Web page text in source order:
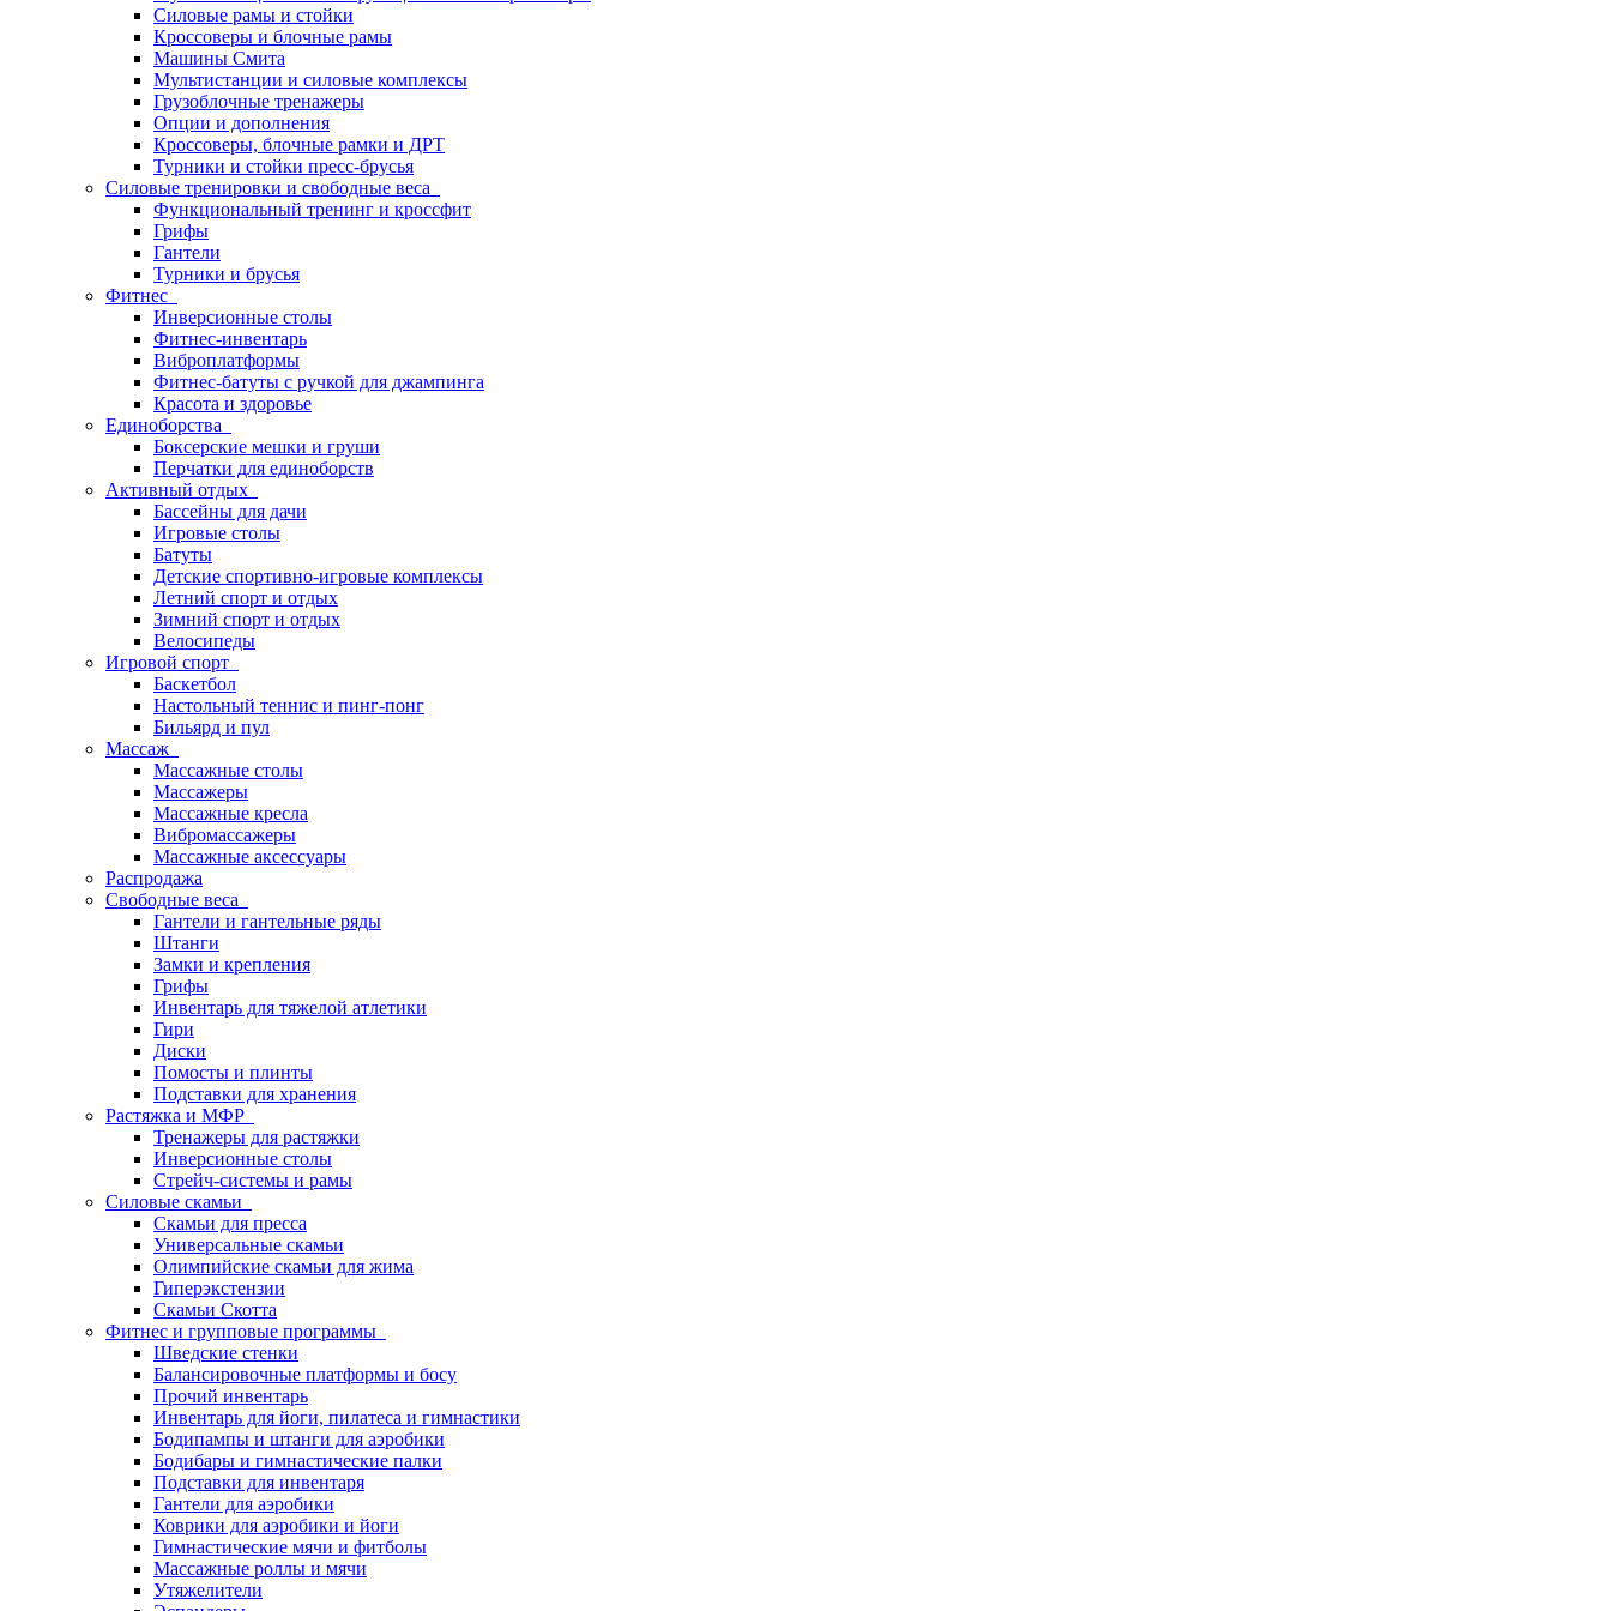
Силовые рамы и стойки
Кроссоверы и блочные рамы
Машины Смита
Мультистанции и силовые комплексы
Грузоблочные тренажеры
Опции и дополнения
Кроссоверы, блочные рамки и ДРТ
Турники и стойки пресс-брусья
Силовые тренировки и свободные веса
Функциональный тренинг и кроссфит
Грифы
Гантели
Турники и брусья
Фитнес
Инверсионные столы
Фитнес-инвентарь
Виброплатформы
Фитнес-батуты с ручкой для джампинга
Красота и здоровье
Единоборства
Боксерские мешки и груши
Перчатки для единоборств
Активный отдых
Бассейны для дачи
Игровые столы
Батуты
Детские спортивно-игровые комплексы
Летний спорт и отдых
Зимний спорт и отдых
Велосипеды
Игровой спорт
Баскетбол
Настольный теннис и пинг-понг
Бильярд и пул
Массаж
Массажные столы
Массажеры
Массажные кресла
Вибромассажеры
Массажные аксессуары
Распродажа
Свободные веса
Гантели и гантельные ряды
Штанги
Замки и крепления
Грифы
Инвентарь для тяжелой атлетики
Гири
Диски
Помосты и плинты
Подставки для хранения
Растяжка и МФР
Тренажеры для растяжки
Инверсионные столы
Стрейч-системы и рамы
Силовые скамьи
Скамьи для пресса
Универсальные скамьи
Олимпийские скамьи для жима
Гиперэкстензии
Скамьи Скотта
Фитнес и групповые программы
Шведские стенки
Балансировочные платформы и босу
Прочий инвентарь
Инвентарь для йоги, пилатеса и гимнастики
Бодипампы и штанги для аэробики
Бодибары и гимнастические палки
Подставки для инвентаря
Гантели для аэробики
Коврики для аэробики и йоги
Гимнастические мячи и фитболы
Массажные роллы и мячи
Утяжелители